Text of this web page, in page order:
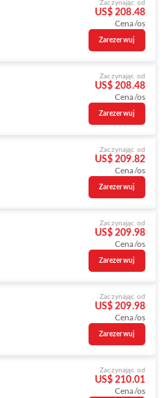
Zaczynając od
US$ 208.48
Cena/os
Zarezerwuj
Zaczynając od
US$ 208.48
Cena/os
Zarezerwuj
Zaczynając od
US$ 209.82
Cena/os
Zarezerwuj
Zaczynając od
US$ 209.98
Cena/os
Zarezerwuj
Zaczynając od
US$ 209.98
Cena/os
Zarezerwuj
Zaczynając od
US$ 210.01
Cena/os